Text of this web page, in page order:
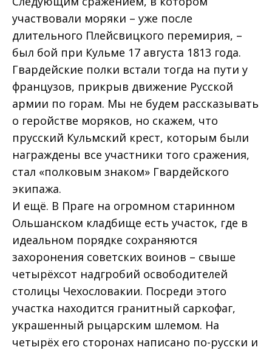
участвовали моряки – уже после
длительного Плейсвицкого перемирия, –
был бой при Кульме 17 августа 1813 года.
Гвардейские полки встали тогда на пути у
французов, прикрыв движение Русской
армии по горам. Мы не будем рассказывать
о геройстве моряков, но скажем, что
прусский Кульмский крест, которым были
награждены все участники того сражения,
стал «полковым знаком» Гвардейского
экипажа.
И ещё. В Праге на огромном старинном
Ольшанском кладбище есть участок, где в
идеальном порядке сохраняются
захоронения советских воинов – свыше
четырёхсот надгробий освободителей
столицы Чехословакии. Посреди этого
участка находится гранитный саркофаг,
украшенный рыцарским шлемом. На
четырёх его сторонах написано по-русски и